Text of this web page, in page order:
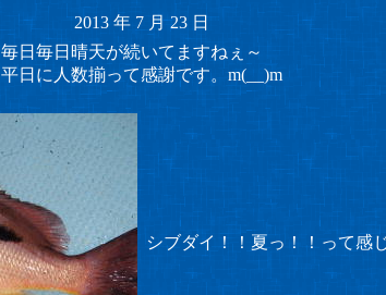
2013 年 7 月 23 日
毎日毎日晴天が続いてますねぇ～
平日に人数揃って感謝です。m(__)m
シブダイ！！夏っ！！って感